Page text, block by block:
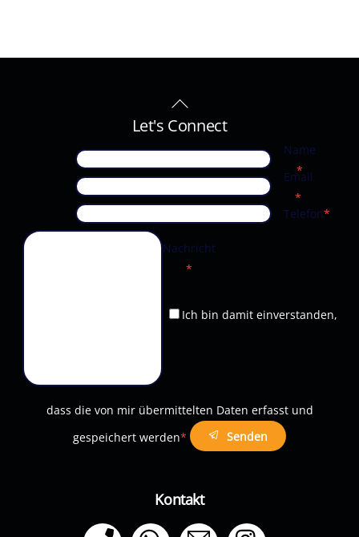
Back
To
Let's Connect
Name
*
Email
*
Telefon*
Nachricht
*
Ich bin damit einverstanden,
dass die von mir übermittelten Daten erfasst und
gespeichert werden* Senden
Kontakt
Telefon WhatsApp Email